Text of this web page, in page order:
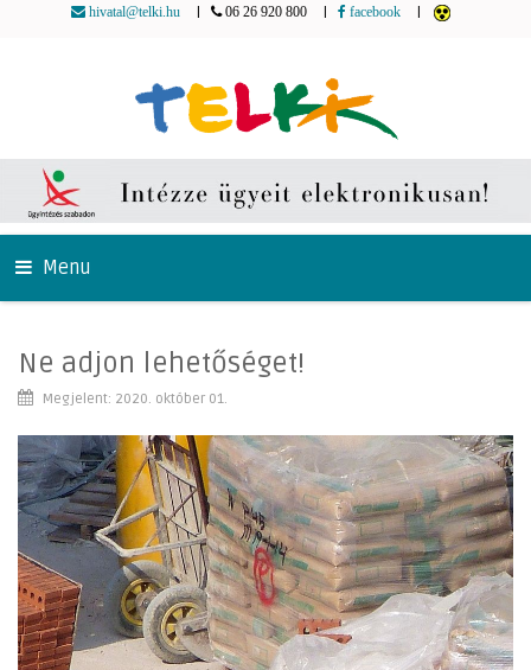
hivatal@telki.hu 06 26 920 800 facebook
Menu
Ne adjon lehetőséget!
Megjelent: 2020. október 01.